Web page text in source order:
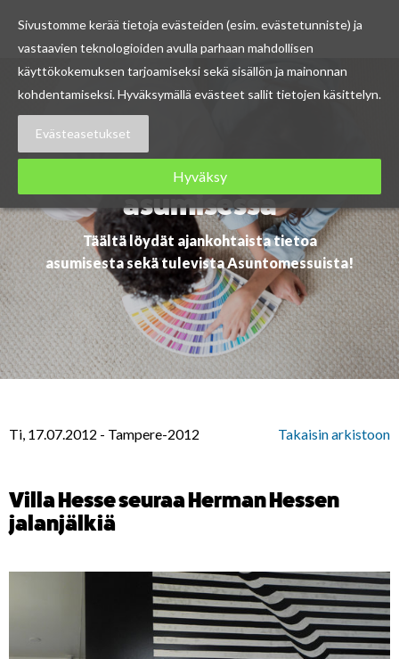
Skip
Ajankohtaista
asumisessa
Täältä löydät ajankohtaista tietoa
asumisesta sekä tulevista Asuntomessuista!
Ti, 17.07.2012 - Tampere-2012 Takaisin arkistoon
Villa Hesse seuraa Herman Hessen
jalanjälkiä
Sivustomme kerää tietoja evästeiden (esim. evästetunniste) ja
vastaavien teknologioiden avulla parhaan mahdollisen
käyttökokemuksen tarjoamiseksi sekä sisällön ja mainonnan
kohdentamiseksi. Hyväksymällä evästeet sallit tietojen käsittelyn.
Evästeasetukset
Hyväksy